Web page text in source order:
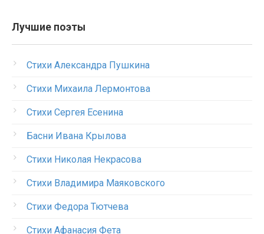
Лучшие поэты
Стихи Александра Пушкина
Стихи Михаила Лермонтова
Стихи Сергея Есенина
Басни Ивана Крылова
Стихи Николая Некрасова
Стихи Владимира Маяковского
Стихи Федора Тютчева
Стихи Афанасия Фета